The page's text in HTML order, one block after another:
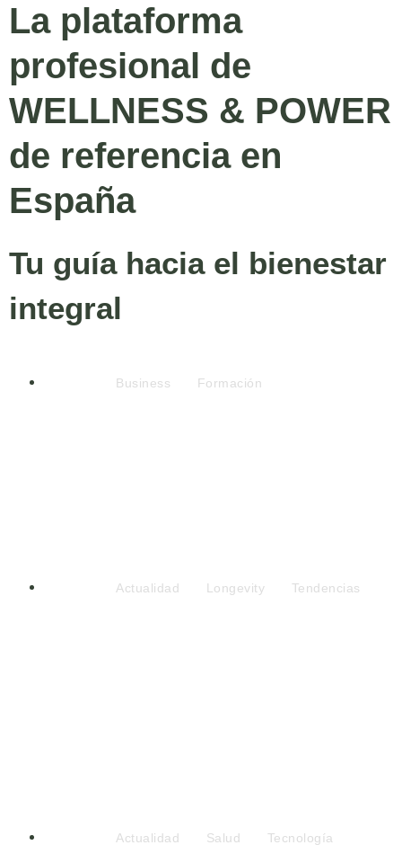
La plataforma
profesional de
WELLNESS & POWER
de referencia en
España
Tu guía hacia el bienestar
integral
Business Formación
Actualidad Longevity Tendencias
Actualidad Salud Tecnología